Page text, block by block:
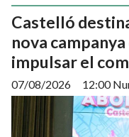
Castelló
nova
impulsar el
12:00
07/08/2026